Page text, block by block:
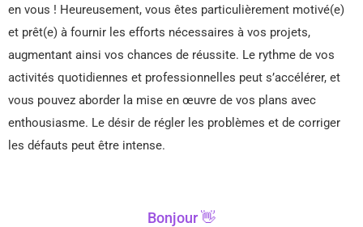
en vous ! Heureusement, vous êtes particulièrement motivé(e)
et prêt(e) à fournir les efforts nécessaires à vos projets,
augmentant ainsi vos chances de réussite. Le rythme de vos
activités quotidiennes et professionnelles peut s’accélérer, et
vous pouvez aborder la mise en œuvre de vos plans avec
enthousiasme. Le désir de régler les problèmes et de corriger
les défauts peut être intense.
Bonjour 👋